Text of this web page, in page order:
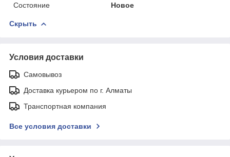
Состояние
Новое
Скрыть
Условия доставки
Самовывоз
Доставка курьером по г. Алматы
Транспортная компания
Все условия доставки